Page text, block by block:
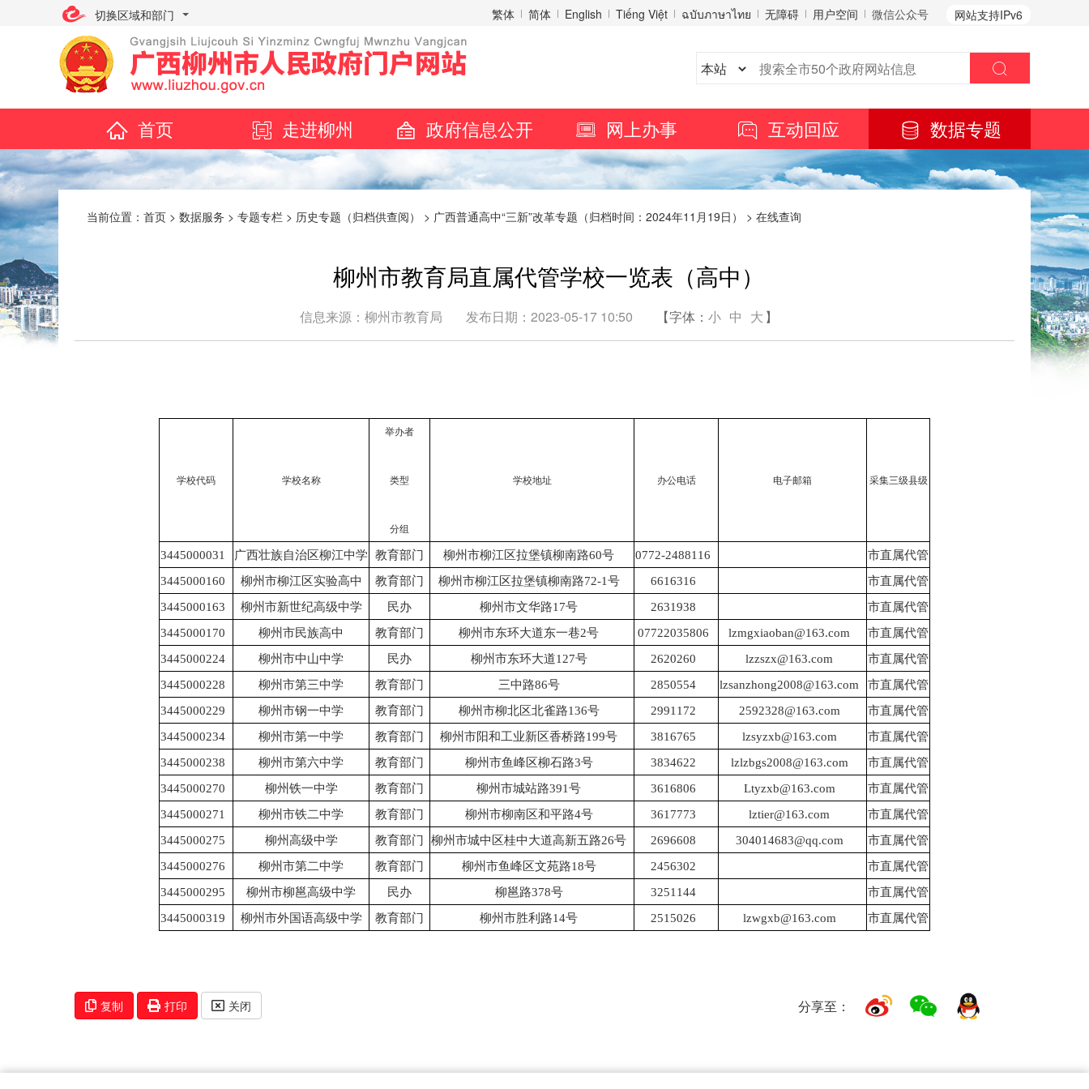
切换区域和部门 网站支持IPv6
繁体 简体 English Tiếng Việt ฉบับภาษาไทย 无障碍 用户空间 微信公众号
首页 走进柳州 政府信息公开 网上办事 互动回应 数据专题
当前位置： 首页 > 数据服务 > 专题专栏 > 历史专题（归档供查阅） > 广西普通高中“三新”改革专题（归档时间：2024年11月19日） > 在线查询
柳州市教育局直属代管学校一览表（高中）
信息来源：柳州市教育局 发布日期：2023-05-17 10:50 【字体： 小 中 大 】
学校代码 学校名称
举办者
类型
分组
学校地址 办公电话 电子邮箱 采集三级县级
3445000031 广西壮族自治区柳江中学 教育部门 柳州市柳江区拉堡镇柳南路60号 0772-2488116
市直属代管
3445000160
柳州市柳江区实验高中 教育部门 柳州市柳江区拉堡镇柳南路72-1号 6616316
市直属代管
3445000163
柳州市新世纪高级中学 民办 柳州市文华路17号 2631938
市直属代管
3445000170
柳州市民族高中 教育部门 柳州市东环大道东一巷2号 07722035806 lzmgxiaoban@163.com
市直属代管
3445000224
柳州市中山中学 民办 柳州市东环大道127号 2620260 lzzszx@163.com
市直属代管
3445000228
柳州市第三中学 教育部门 三中路86号 2850554 lzsanzhong2008@163.com
市直属代管
3445000229
柳州市钢一中学 教育部门 柳州市柳北区北雀路136号 2991172 2592328@163.com
市直属代管
3445000234
柳州市第一中学 教育部门 柳州市阳和工业新区香桥路199号 3816765 lzsyzxb@163.com
市直属代管
3445000238
柳州市第六中学 教育部门 柳州市鱼峰区柳石路3号 3834622 lzlzbgs2008@163.com
市直属代管
3445000270
柳州铁一中学 教育部门 柳州市城站路391号 3616806 Ltyzxb@163.com
市直属代管
3445000271
柳州市铁二中学 教育部门 柳州市柳南区和平路4号 3617773 lztier@163.com
市直属代管
3445000275
柳州高级中学 教育部门 柳州市城中区桂中大道高新五路26号 2696608 304014683@qq.com
市直属代管
3445000276
柳州市第二中学 教育部门 柳州市鱼峰区文苑路18号 2456302
市直属代管
3445000295
柳州市柳邕高级中学 民办 柳邕路378号 3251144
市直属代管
3445000319
柳州市外国语高级中学 教育部门 柳州市胜利路14号 2515026 lzwgxb@163.com 市直属代管
复制 打印 关闭 分享至：